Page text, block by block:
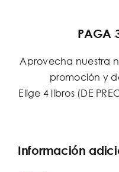
PAGA
Aprovecha nuestra
promoción y
Elige 4 libros (DE
Información